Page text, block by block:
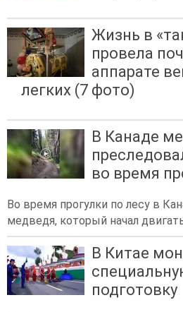
Жизнь в
провела
аппарате
легких (7 фото)
В Канаде
во время
Во время прогулки по лесу в
медведя, который начал
В Китае
подготовку